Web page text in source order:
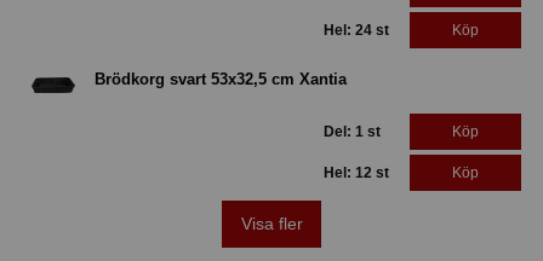
Hel: 24 st Köp
Brödkorg svart 53x32,5 cm Xantia
Del: 1 st Köp
Hel: 12 st Köp
Visa fler